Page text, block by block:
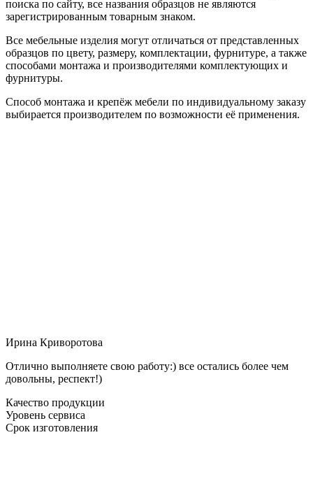
поиска по сайту, все названия образцов не являются
зарегистрированным товарным знаком.
Все мебельные изделия могут отличаться от представленных
образцов по цвету, размеру, комплектации, фурнитуре, а также
способами монтажа и производителями комплектующих и
фурнитуры.
Способ монтажа и крепёж мебели по индивидуальному заказу
выбирается производителем по возможности её применения.
Ирина Криворотова
Отлично выполняете свою работу:) все остались более чем
довольны, респект!)
Качество продукции
Уровень сервиса
Срок изготовления